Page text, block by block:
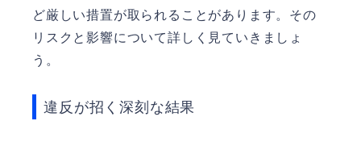
ど厳しい措置が取られることがあります。その
リスクと影響について詳しく見ていきましょ
う。
違反が招く深刻な結果